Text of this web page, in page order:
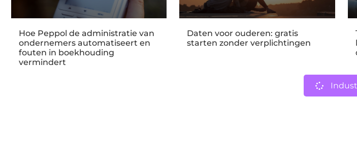
Hoe Peppol de administratie van
ondernemers automatiseert en
fouten in boekhouding
vermindert
Daten voor ouderen: gratis
starten zonder verplichtingen